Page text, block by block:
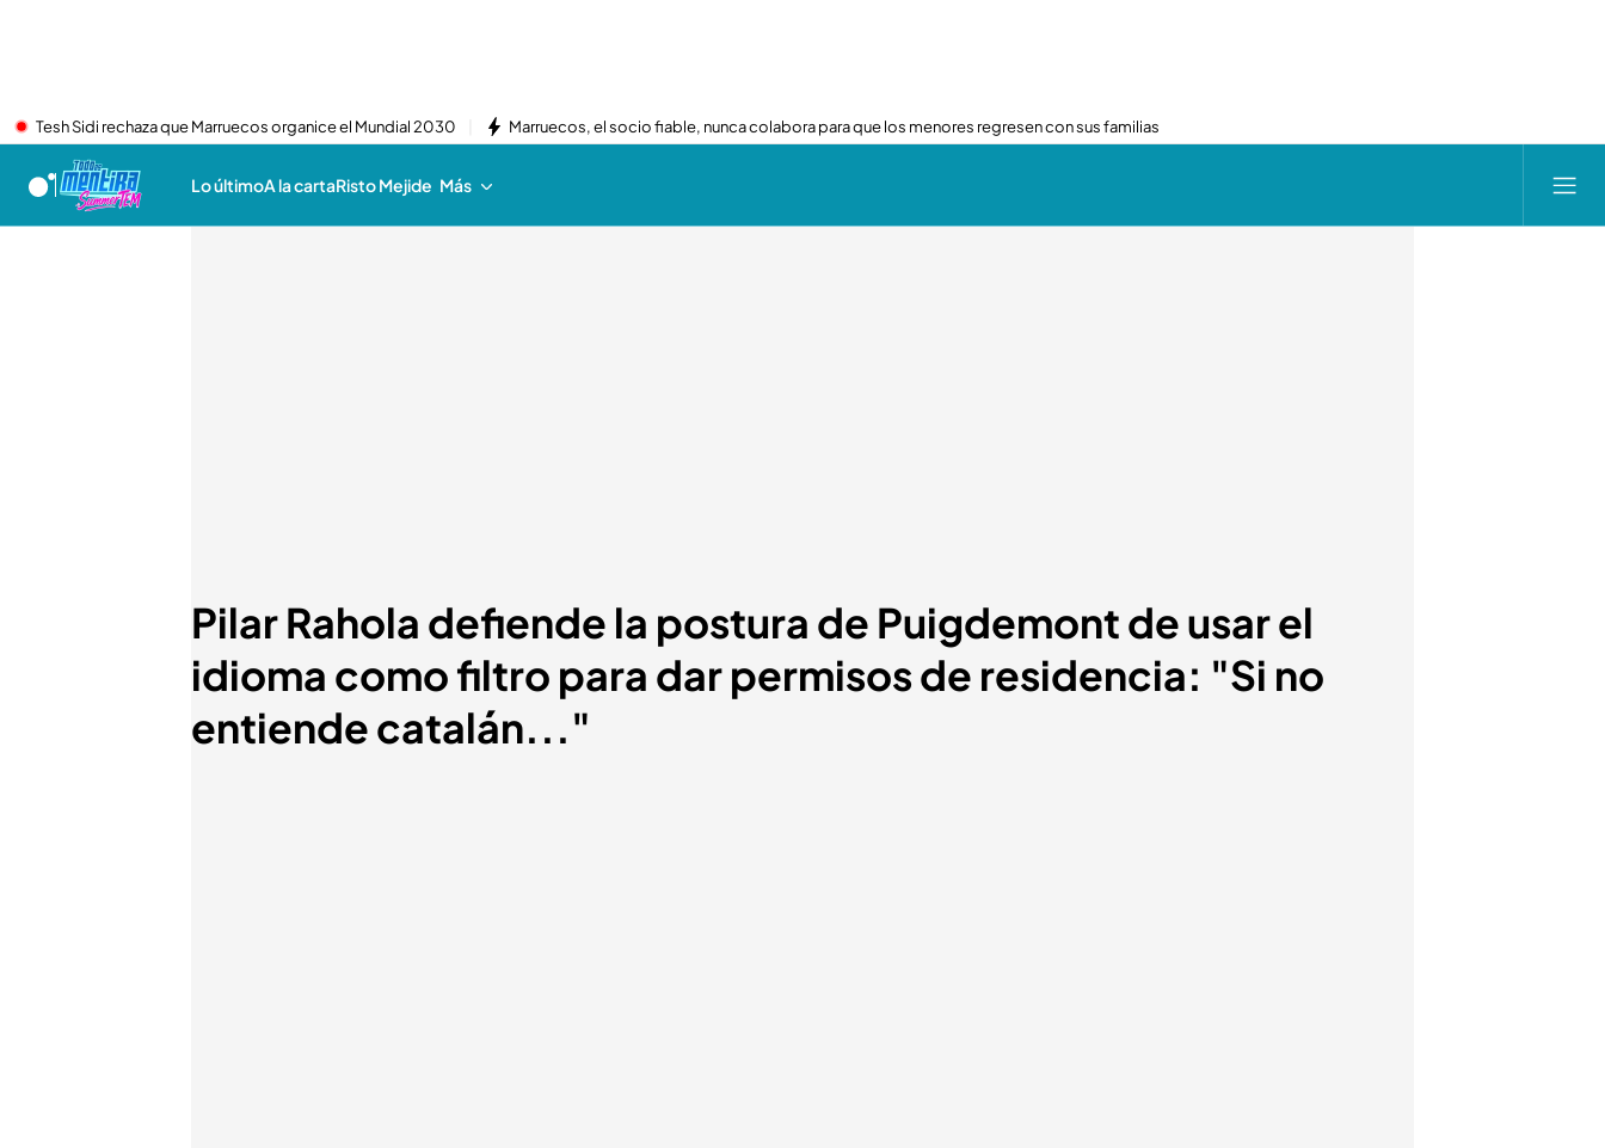
Tesh Sidi rechaza que Marruecos organice el Mundial 2030 Marruecos, el socio fiable, nunca colabora para que los menores regresen con sus familias
Lo últimoA la cartaRisto Mejide Más
Pilar Rahola defiende la postura de Puigdemont de usar el
idioma como filtro para dar permisos de residencia: "Si no
entiende catalán..."